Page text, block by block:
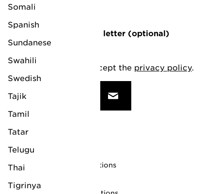
Somali
Spanish
Sundanese
Swahili
Swedish
Tajik
Tamil
Tatar
Telugu
Thai
Tigrinya
Browse (PDF)
Upload a motivational letter (optional)
Browse (PDF)
I have read and accept the privacy policy.
Submit application
Follow us on
Privacy statement
Trading terms and conditions